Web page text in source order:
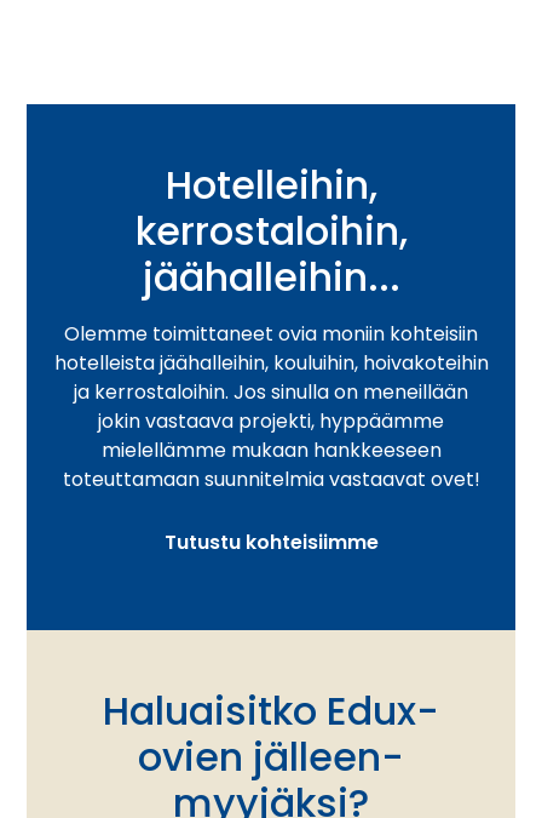
Hotelleihin,
kerrostaloihin,
jäähalleihin...
Olemme toimittaneet ovia moniin kohteisiin
hotelleista jäähalleihin, kouluihin, hoivakoteihin
ja kerrostaloihin. Jos sinulla on meneillään
jokin vastaava projekti, hyppäämme
mielellämme mukaan hankkeeseen
toteuttamaan suunnitelmia vastaavat ovet!
Tutustu kohteisiimme
Haluaisitko Edux-
ovien jälleen­
myyjäksi?